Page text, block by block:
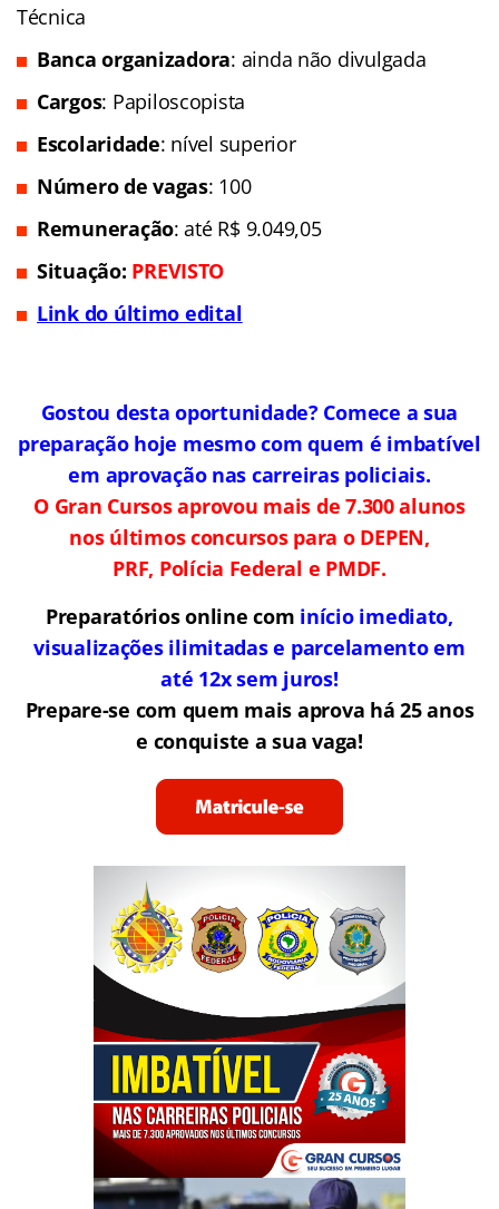
Técnica
Banca organizadora: ainda não divulgada
Cargos: Papiloscopista
Escolaridade: nível superior
Número de vagas: 100
Remuneração: até R$ 9.049,05
Situação: PREVISTO
Link do último edital
Gostou desta oportunidade? Comece a sua
preparação hoje mesmo com quem é imbatível
em aprovação nas carreiras policiais.
O Gran Cursos aprovou mais de 7.300 alunos
nos últimos concursos para o DEPEN,
PRF, Polícia Federal e PMDF.
Preparatórios online com início imediato,
visualizações ilimitadas e parcelamento em
até 12x sem juros!
Prepare-se com quem mais aprova há 25 anos
e conquiste a sua vaga!